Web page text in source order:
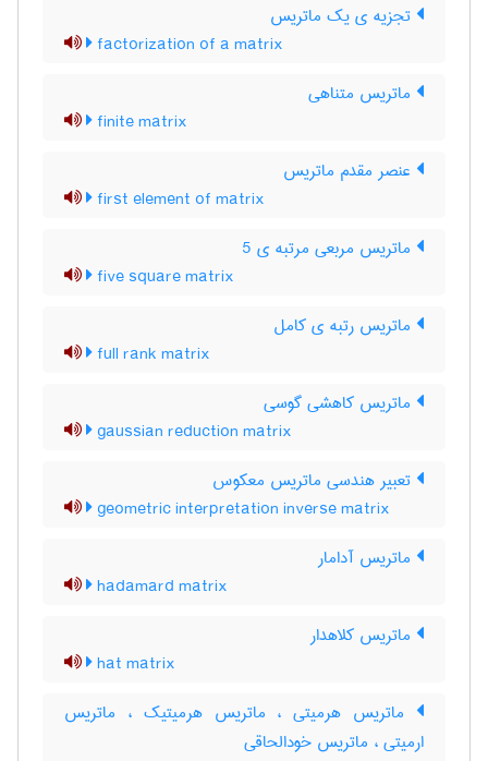
تجزیه ی یک ماتریس
factorization of a matrix
ماتریس متناهی
finite matrix
عنصر مقدم ماتریس
first element of matrix
ماتریس مربعی مرتبه ی 5
five square matrix
ماتریس رتبه ی کامل
full rank matrix
ماتریس کاهشی گوسی
gaussian reduction matrix
تعبیر هندسی ماتریس معکوس
geometric interpretation inverse matrix
ماتریس آدامار
hadamard matrix
ماتریس کلاهدار
hat matrix
ماتریس هرمیتی ، ماتریس هرمیتیک ، ماتریس
ارمیتی ، ماتریس خودالحاقی